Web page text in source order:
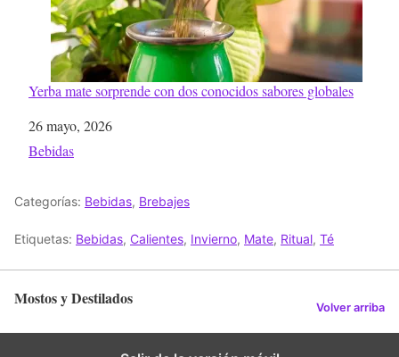
Yerba mate sorprende con dos conocidos sabores globales
Fecha
26 mayo, 2026
Respecto a
Bebidas
Categorías: Bebidas, Brebajes
Etiquetas: Bebidas, Calientes, Invierno, Mate, Ritual, Té
Mostos y Destilados Volver arriba